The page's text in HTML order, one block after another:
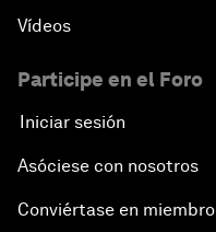
Vídeos
Participe en el Foro
Iniciar sesión
Asóciese con nosotros
Conviértase en miembro